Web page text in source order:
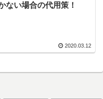
ない場合の代用策！
2020.03.12